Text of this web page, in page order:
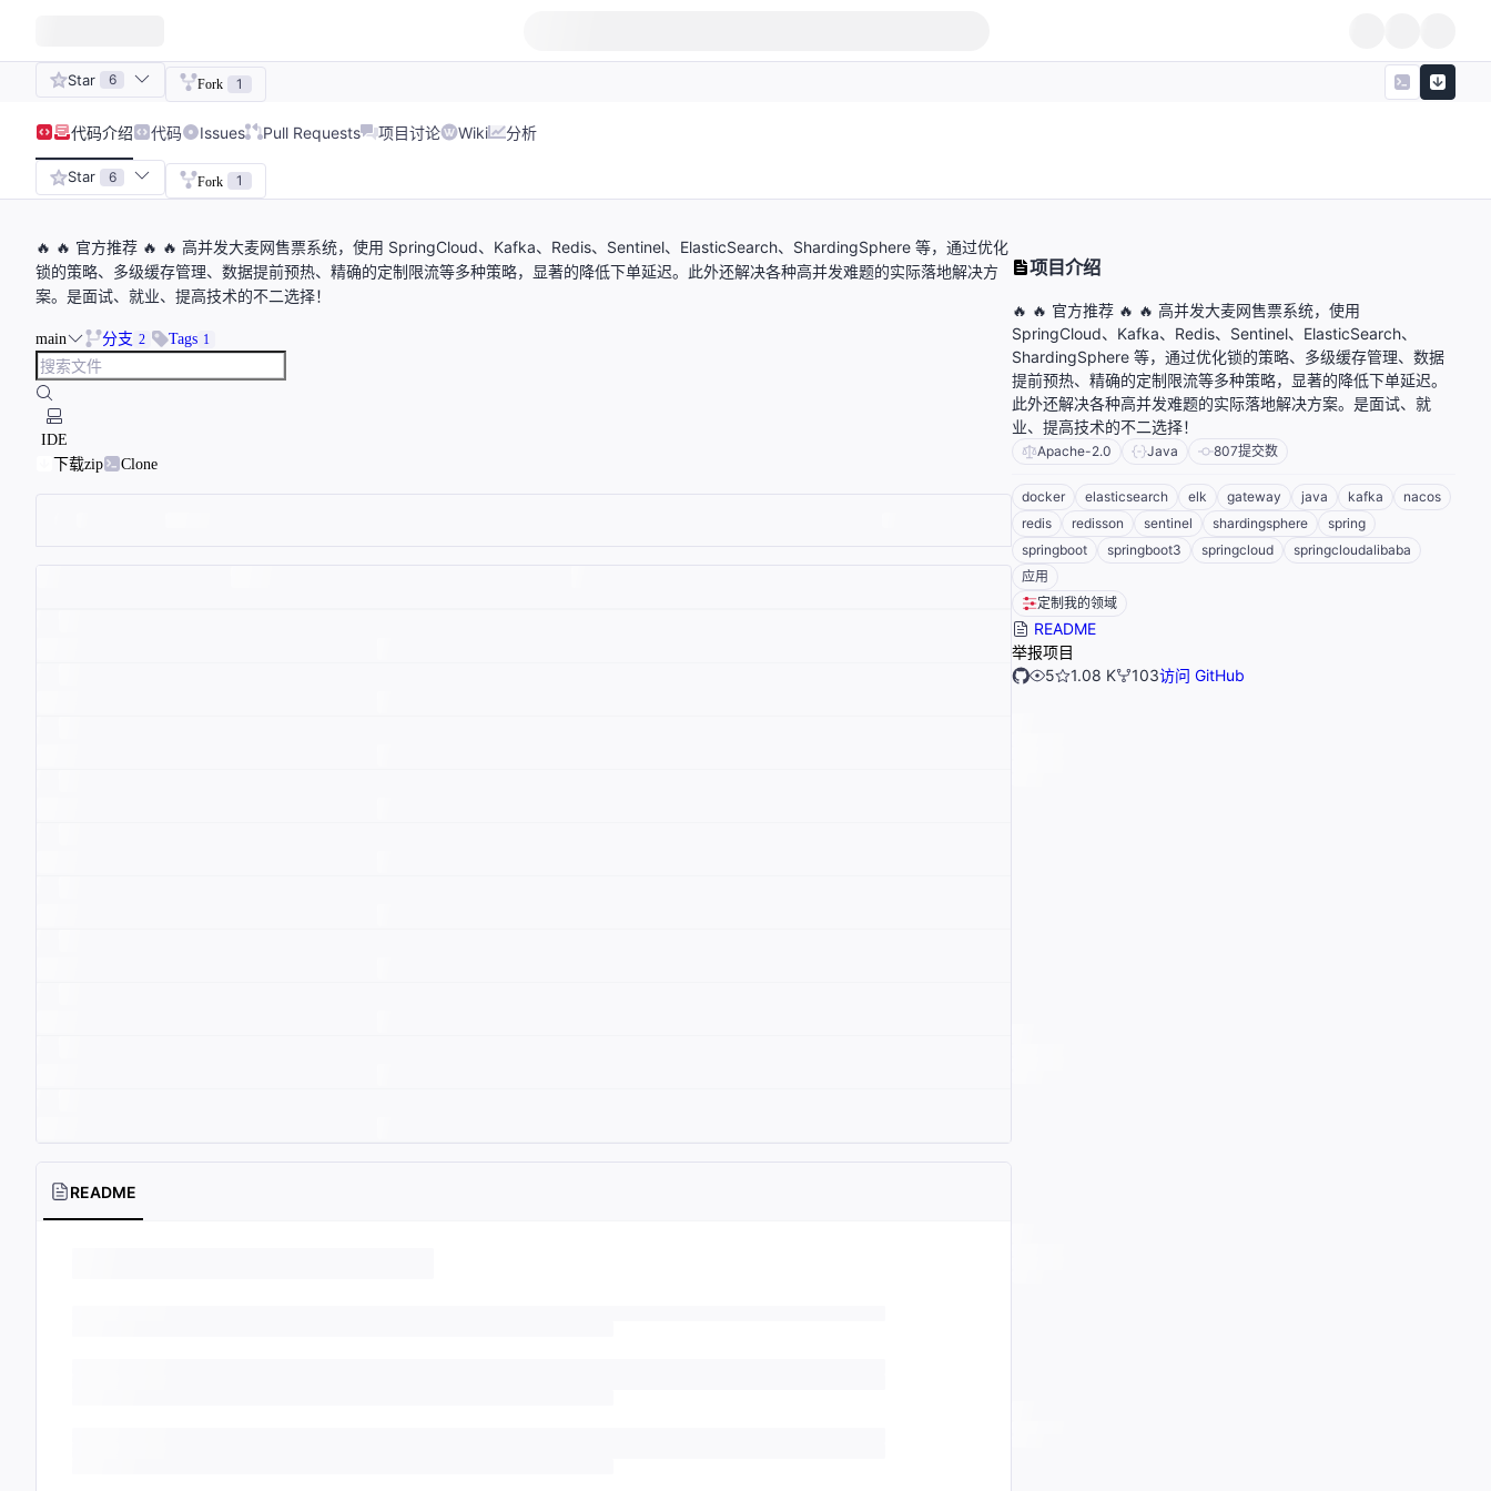
Star 6 Fork 1
代码介绍 代码 Issues Pull Requests 项目讨论 Wiki 分析
Star 6 Fork 1
🔥 🔥 官方推荐 🔥 🔥 高并发大麦网售票系统，使用 SpringCloud、Kafka、Redis、Sentinel、ElasticSearch、ShardingSphere 等，通过优化
锁的策略、多级缓存管理、数据提前预热、精确的定制限流等多种策略，显著的降低下单延迟。此外还解决各种高并发难题的实际落地解决方
案。是面试、就业、提高技术的不二选择！
main 分支 2 Tags 1
IDE
下载zip
Clone
README
项目介绍
🔥 🔥 官方推荐 🔥 🔥 高并发大麦网售票系统，使用
SpringCloud、Kafka、Redis、Sentinel、ElasticSearch、
ShardingSphere 等，通过优化锁的策略、多级缓存管理、数据
提前预热、精确的定制限流等多种策略，显著的降低下单延迟。
此外还解决各种高并发难题的实际落地解决方案。是面试、就
业、提高技术的不二选择！
Apache-2.0 Java 807提交数
docker elasticsearch elk gateway java kafka
nacos
redis
redisson sentinel shardingsphere
spring
springboot
springboot3 springcloud
springcloudalibaba
应用
定制我的领域
README
举报项目
5
1.08 K 103访问 GitHub